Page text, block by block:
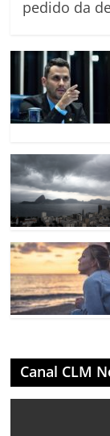
pedido da
Canal CLM